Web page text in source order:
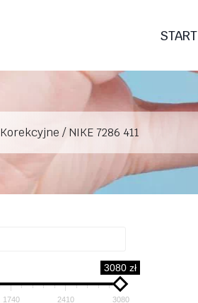
START
Korekcyjne /NIKE 7286 411
3080 zł
1740 2410 3080